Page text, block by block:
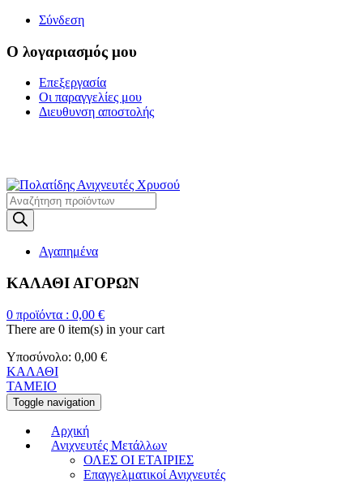
Σύνδεση
Ο λογαριασμός μου
Επεξεργασία
Οι παραγγελίες μου
Διευθυνση αποστολής
Products
search
Αγαπημένα
ΚΑΛΑΘΙ ΑΓΟΡΩΝ
0 προϊόντα : 0,00 €
There are 0 item(s) in your cart
Υποσύνολο: 0,00 €
ΚΑΛΑΘΙ
ΤΑΜΕΙΟ
Toggle navigation
Αρχική
Ανιχνευτές Μετάλλων
ΟΛΕΣ ΟΙ ΕΤΑΙΡΙΕΣ
Επαγγελματικοί Ανιχνευτές